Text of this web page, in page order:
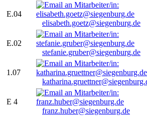
E.04
elisabeth.goetz@siegenburg.de
E.02
stefanie.gruber@siegenburg.de
1.07
E 4
franz.huber@siegenburg.de